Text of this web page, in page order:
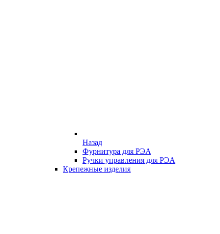
Назад
Фурнитура для РЭА
Ручки управления для РЭА
Крепежные изделия